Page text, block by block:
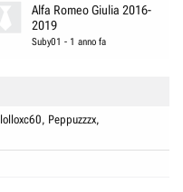
Alfa Romeo Giulia 2016-
2019
Suby01 - 1 anno fa
lolloxc60 Peppuzzzx